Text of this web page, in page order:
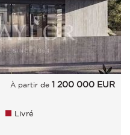
À partir de 1 200 000 EUR
Livré